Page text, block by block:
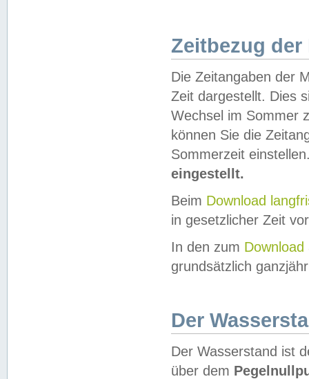
Zeitbezug der
Die Zeitangaben der
Zeit dargestellt. Dies
Wechsel im Sommer
können Sie die
Sommerzeit
eingestellt.
Beim Download
in gesetzlicher Zeit
In den zum Download
grundsätzlich
Der
Der Wasserstand ist
über dem